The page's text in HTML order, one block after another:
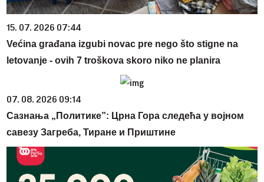
15. 07. 2026 07:44
Većina građana izgubi novac pre nego što stigne na
letovanje - ovih 7 troškova skoro niko ne planira
07. 08. 2026 09:14
Сазнања „Политике”: Црна Гора следећа у војном
савезу Загреба, Тиране и Приштине